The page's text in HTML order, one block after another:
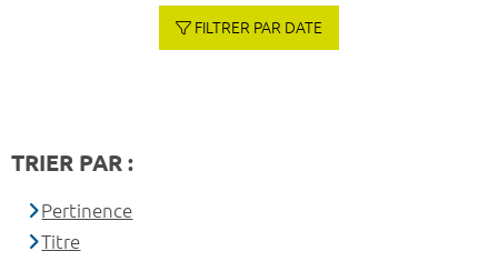
FILTRER PAR DATE
TRIER PAR :
Pertinence
Titre